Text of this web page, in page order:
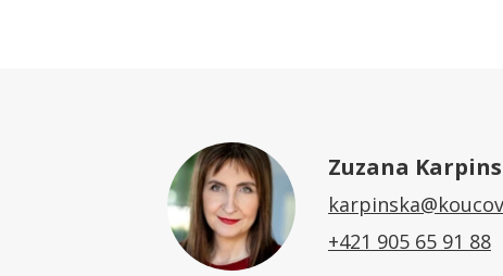
Zuzana
+421 905 65 91 88